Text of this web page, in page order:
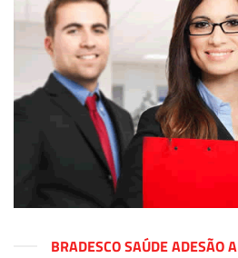
BRADESCO SAÚDE ADESÃO